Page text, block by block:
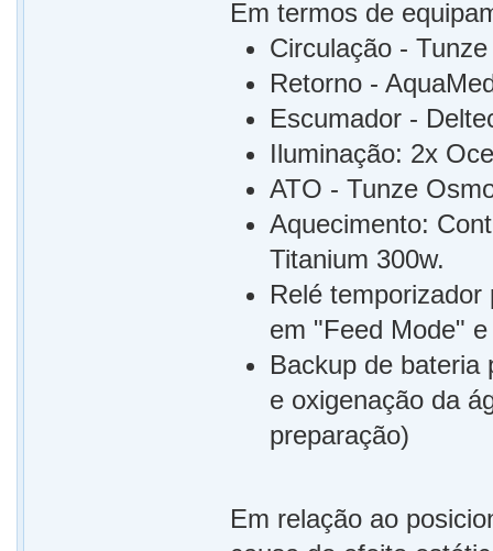
Em termos de
Circulação -
Retorno -
Escumador -
Iluminação: 2x
ATO - Tunze
Aquecimento:
Titanium 300w.
Relé
em "Feed Mode"
Backup de bateria
e oxigenação da
preparação)
Em relação ao